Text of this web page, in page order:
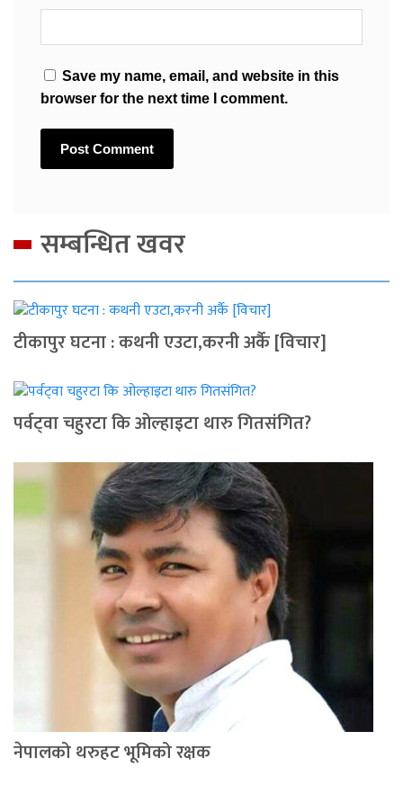
Save my name, email, and website in this
browser for the next time I comment.
सम्बन्धित खवर
टीकापुर घटना : कथनी एउटा,करनी अर्कै [विचार]
पर्वट्‍वा चहुरटा कि ओल्हाइटा थारु गितसंगित?
नेपालको थरुहट भूमिको रक्षक